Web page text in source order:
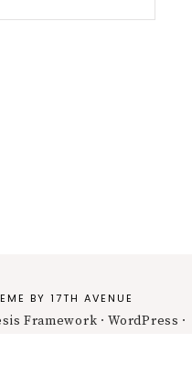
BY 17TH AVENUE
Framework ·WordPress ·